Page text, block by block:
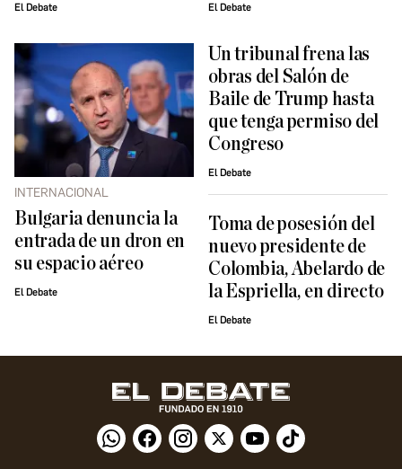
El Debate El Debate
INTERNACIONAL
Bulgaria denuncia la
entrada de un dron en
su espacio aéreo
El Debate
Un tribunal frena las
obras del Salón de
Baile de Trump hasta
que tenga permiso del
Congreso
El Debate
Toma de posesión del
nuevo presidente de
Colombia, Abelardo de
la Espriella, en directo
El Debate